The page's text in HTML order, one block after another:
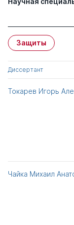
Защиты
Диссертант
Токарев Игорь
Чайка Михаил